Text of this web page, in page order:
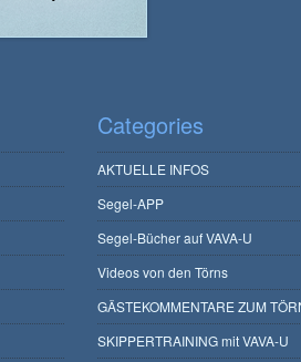
Categories
AKTUELLE INFOS
Segel-APP
Segel-Bücher auf VAVA-U
Videos von den Törns
GÄSTEKOMMENTARE ZUM
SKIPPERTRAINING mit VAVA-U